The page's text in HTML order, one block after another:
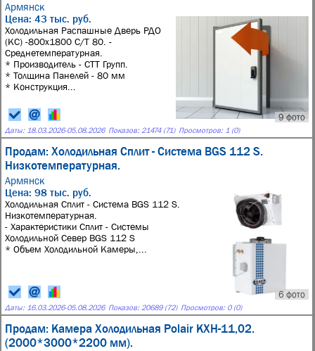
Армянск
9 фото
Цена: 43 тыс. руб.
Холодильная Распашные Дверь РДО
(КС) -800х1800 С/Т 80. -
Среднетемпературная.
* Производитель - СТТ Групп.
* Толщина Панелей - 80 мм
* Конструкция...
Даты: 18.03.2026-05.08.2026 Показов: 21474 (71) Просмотров: 1 (0)
Продам: Холодильная Сплит - Система BGS 112 S.
Низкотемпературная.
Армянск
6 фото
Цена: 98 тыс. руб.
Холодильная Сплит - Система BGS 112 S.
Низкотемпературная.
- Характеристики Сплит - Системы
Холодильной Север BGS 112 S
* Объем Холодильной Камеры,...
Даты: 16.03.2026-05.08.2026 Показов: 20689 (72) Просмотров: 0 (0)
Продам: Камера Холодильная Polair КХН-11,02.
(2000*3000*2200 мм).